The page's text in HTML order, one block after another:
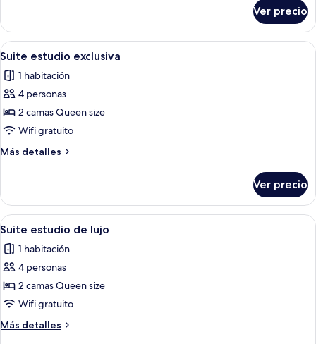
estudio
estándar
Ver precio
Abrir
todas
las
fotos
de
Suite
estudio
exclusiva
Una habitación de hotel moderna
4
Suite estudio exclusiva
1 habitación
4 personas
2 camas Queen size
Wifi gratuito
Más detalles
Más
estudio
exclusiva
Ver precio
Abrir
todas
las
fotos
de
Suite
estudio
de
Una habitación con dos camas,
7
Suite estudio de lujo
1 habitación
4 personas
2 camas Queen size
Wifi gratuito
Más detalles
Más